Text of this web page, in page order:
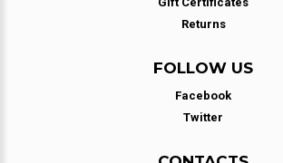
Returns
FOLLOW US
Facebook
Twitter